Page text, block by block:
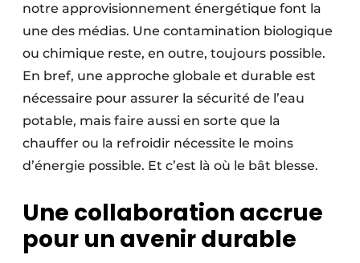
notre approvisionnement énergétique font la
une des médias. Une contamination biologique
ou chimique reste, en outre, toujours possible.
En bref, une approche globale et durable est
nécessaire pour assurer la sécurité de l’eau
potable, mais faire aussi en sorte que la
chauffer ou la refroidir nécessite le moins
d’énergie possible. Et c’est là où le bât blesse.
Une collaboration accrue
pour un avenir durable